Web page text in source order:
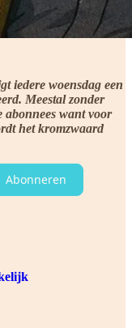
iedere woensdag een
Meestal zonder
abonnees want voor
het kromzwaard
Abonneren